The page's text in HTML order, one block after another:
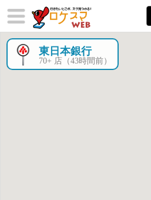
東日本銀行
70+ 店（43時間前）